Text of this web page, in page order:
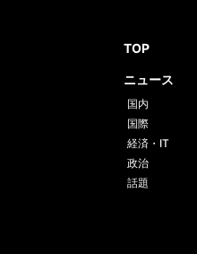
TOP
ニュース
国内
国際
経済・IT
政治
話題